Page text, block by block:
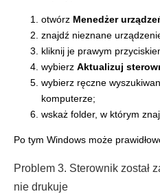
otwórz Menedżer
znajdź nieznane
kliknij je prawym
wybierz Aktualizuj
wybierz ręczne
komputerze;
wskaż folder, w którym
Po tym Windows może
Problem 3. Sterownik został
nie drukuje